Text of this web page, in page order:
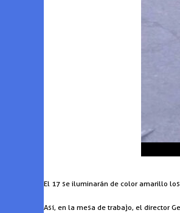
El 17 se iluminarán de color amarillo
Así, en la mesa de trabajo, el director